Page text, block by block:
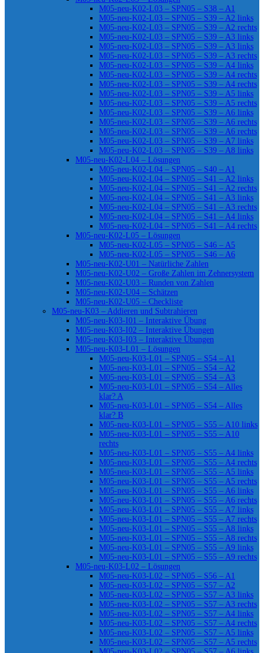
M05-neu-K02-L03 – SPN05 – S38 – A1
M05-neu-K02-L03 – SPN05 – S39 – A2 links
M05-neu-K02-L03 – SPN05 – S39 – A2 rechts
M05-neu-K02-L03 – SPN05 – S39 – A3 links
M05-neu-K02-L03 – SPN05 – S39 – A3 links
M05-neu-K02-L03 – SPN05 – S39 – A3 rechts
M05-neu-K02-L03 – SPN05 – S39 – A4 links
M05-neu-K02-L03 – SPN05 – S39 – A4 rechts
M05-neu-K02-L03 – SPN05 – S39 – A4 rechts
M05-neu-K02-L03 – SPN05 – S39 – A5 links
M05-neu-K02-L03 – SPN05 – S39 – A5 rechts
M05-neu-K02-L03 – SPN05 – S39 – A6 links
M05-neu-K02-L03 – SPN05 – S39 – A6 rechts
M05-neu-K02-L03 – SPN05 – S39 – A6 rechts
M05-neu-K02-L03 – SPN05 – S39 – A7 links
M05-neu-K02-L03 – SPN05 – S39 – A8 links
M05-neu-K02-L04 – Lösungen
M05-neu-K02-L04 – SPN05 – S40 – A1
M05-neu-K02-L04 – SPN05 – S41 – A2 links
M05-neu-K02-L04 – SPN05 – S41 – A2 rechts
M05-neu-K02-L04 – SPN05 – S41 – A3 links
M05-neu-K02-L04 – SPN05 – S41 – A3 rechts
M05-neu-K02-L04 – SPN05 – S41 – A4 links
M05-neu-K02-L04 – SPN05 – S41 – A4 rechts
M05-neu-K02-L05 – Lösungen
M05-neu-K02-L05 – SPN05 – S46 – A5
M05-neu-K02-L05 – SPN05 – S46 – A6
M05-neu-K02-U01 – Natürliche Zahlen
M05-neu-K02-U02 – Große Zahlen im Zehnersystem
M05-neu-K02-U03 – Runden von Zahlen
M05-neu-K02-U04 – Schätzen
M05-neu-K02-U05 – Checkliste
M05-neu-K03 – Addieren und Subtrahieren
M05-neu-K03-I01 – Interaktive Übung
M05-neu-K03-I02 – Interaktive Übungen
M05-neu-K03-I03 – Interaktive Übungen
M05-neu-K03-L01 – Lösungen
M05-neu-K03-L01 – SPN05 – S54 – A1
M05-neu-K03-L01 – SPN05 – S54 – A2
M05-neu-K03-L01 – SPN05 – S54 – A3
M05-neu-K03-L01 – SPN05 – S54 – Alles
klar? A
M05-neu-K03-L01 – SPN05 – S54 – Alles
klar? B
M05-neu-K03-L01 – SPN05 – S55 – A10 links
M05-neu-K03-L01 – SPN05 – S55 – A10
rechts
M05-neu-K03-L01 – SPN05 – S55 – A4 links
M05-neu-K03-L01 – SPN05 – S55 – A4 rechts
M05-neu-K03-L01 – SPN05 – S55 – A5 links
M05-neu-K03-L01 – SPN05 – S55 – A5 rechts
M05-neu-K03-L01 – SPN05 – S55 – A6 links
M05-neu-K03-L01 – SPN05 – S55 – A6 rechts
M05-neu-K03-L01 – SPN05 – S55 – A7 links
M05-neu-K03-L01 – SPN05 – S55 – A7 rechts
M05-neu-K03-L01 – SPN05 – S55 – A8 links
M05-neu-K03-L01 – SPN05 – S55 – A8 rechts
M05-neu-K03-L01 – SPN05 – S55 – A9 links
M05-neu-K03-L01 – SPN05 – S55 – A9 rechts
M05-neu-K03-L02 – Lösungen
M05-neu-K03-L02 – SPN05 – S56 – A1
M05-neu-K03-L02 – SPN05 – S57 – A2
M05-neu-K03-L02 – SPN05 – S57 – A3 links
M05-neu-K03-L02 – SPN05 – S57 – A3 rechts
M05-neu-K03-L02 – SPN05 – S57 – A4 links
M05-neu-K03-L02 – SPN05 – S57 – A4 rechts
M05-neu-K03-L02 – SPN05 – S57 – A5 links
M05-neu-K03-L02 – SPN05 – S57 – A5 rechts